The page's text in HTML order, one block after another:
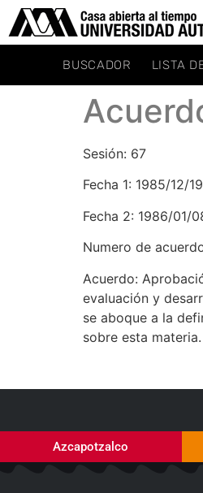
BUSCADOR LISTA
Sesión: 67
Fecha 1: 1985/12/19
Fecha 2: 1986/01/
Numero de
Acuerdo:
evaluación y
se aboque a la
sobre esta materia.
Azcapotzalco